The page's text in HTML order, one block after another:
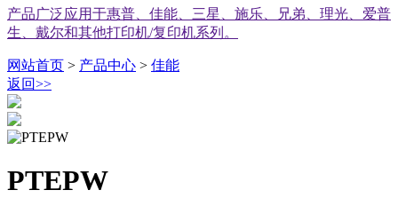
产品广泛应用于惠普、佳能、三星、施乐、兄弟、理光、爱普
生、戴尔和其他打印机/复印机系列。
网站首页 > 产品中心 > 佳能
返回>>
PTEPW